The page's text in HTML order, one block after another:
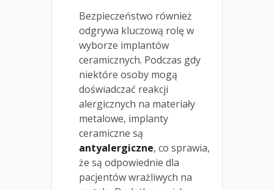
Bezpieczeństwo również
odgrywa kluczową rolę w
wyborze implantów
ceramicznych. Podczas gdy
niektóre osoby mogą
doświadczać reakcji
alergicznych na materiały
metalowe, implanty
ceramiczne są
antyalergiczne, co sprawia,
że są odpowiednie dla
pacjentów wrażliwych na